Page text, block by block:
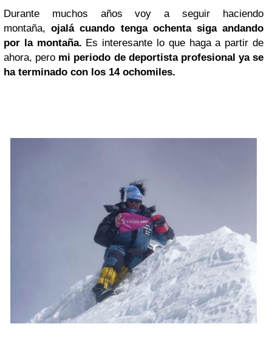
Durante muchos años voy a seguir haciendo
montaña,ojalá cuando tenga ochenta siga andando
por la montaña. Es interesante lo que haga a partir de
ahora, pero mi periodo de deportista profesional ya se
ha terminado con los 14 ochomiles.